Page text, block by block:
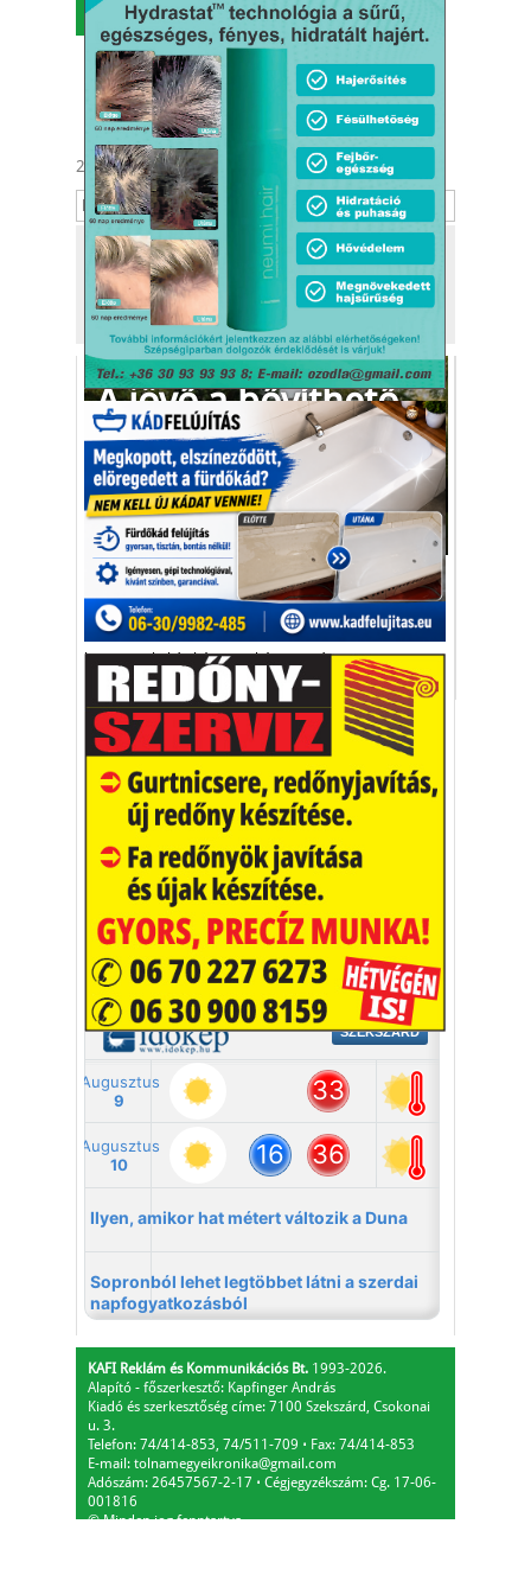
MENÜ
2026. augusztus 9.
Tekintse meg
a kiadónk, aKafi Bt.
más tevékenységét is!
A jövő a bővíthető,
környezetbarát
mobilházé
Lakás-Otthon-Építkezés
A most bemutatott kis ház előre gyártott
betonpanelekből készült.
betonpanel készház miniház természet
Kaktusz
Vakációs őrület
A nyaralás extrém
helyzeteket teremt, nagyon
sokan kalandot, kihívást
keresnek.
Vélemény rovat cikkei
Újságlapozó
A nagyvilág képekben
KAFI Reklám és Kommunikációs Bt. 1993-2026.
Alapító - főszerkesztő: Kapfinger András
Kiadó és szerkesztőség címe: 7100 Szekszárd, Csokonai
u. 3.
Telefon: 74/414-853, 74/511-709 ⋅ Fax: 74/414-853
E-mail: tolnamegyeikronika@gmail.com
Adószám: 26457567-2-17 ⋅ Cégjegyzékszám: Cg. 17-06-
001816
© Minden jog fenntartva.